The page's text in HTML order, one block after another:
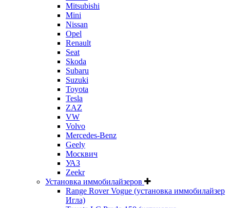
Mitsubishi
Mini
Nissan
Opel
Renault
Seat
Skoda
Subaru
Suzuki
Toyota
Tesla
ZAZ
VW
Volvo
Mercedes-Benz
Geely
Москвич
УАЗ
Zeekr
Установка иммобилайзеров
Range Rover Vogue (установка иммобилайзер
Игла)